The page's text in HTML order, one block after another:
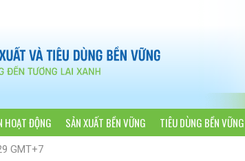
HOẠT ĐỘNG SẢN XUẤT BỀN VỮNG TIÊU DÙNG BỀN VỮNG
GMT+7